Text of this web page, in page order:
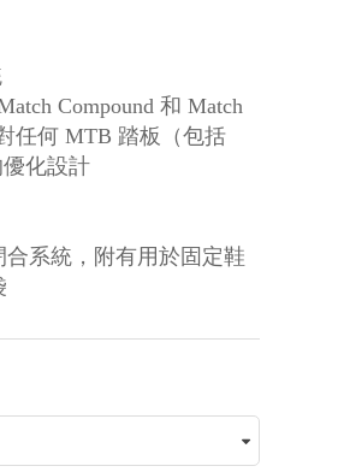
Compound 和 Match
任何 MTB 踏板（包括
優化設計
系統，附有用於固定鞋